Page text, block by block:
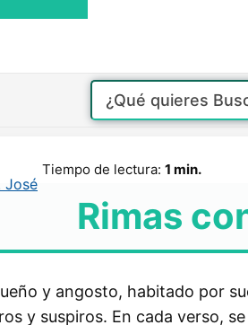
José
Tiempo de lectura: 1 min.
Rimas
y angosto, habitado por
y suspiros. En cada verso,